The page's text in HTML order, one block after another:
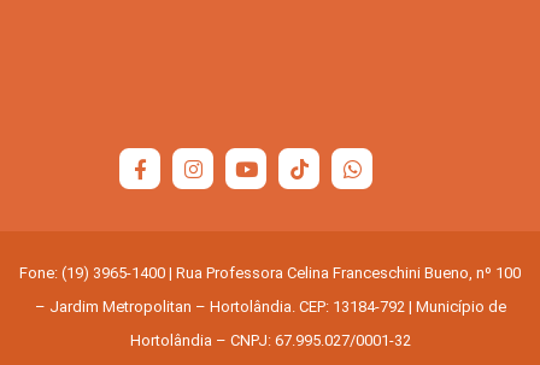
Fone: (19) 3965-1400 | Rua Professora Celina Franceschini Bueno, nº 100
– Jardim Metropolitan – Hortolândia. CEP: 13184-792 | Município de
Hortolândia – CNPJ: 67.995.027/0001-32